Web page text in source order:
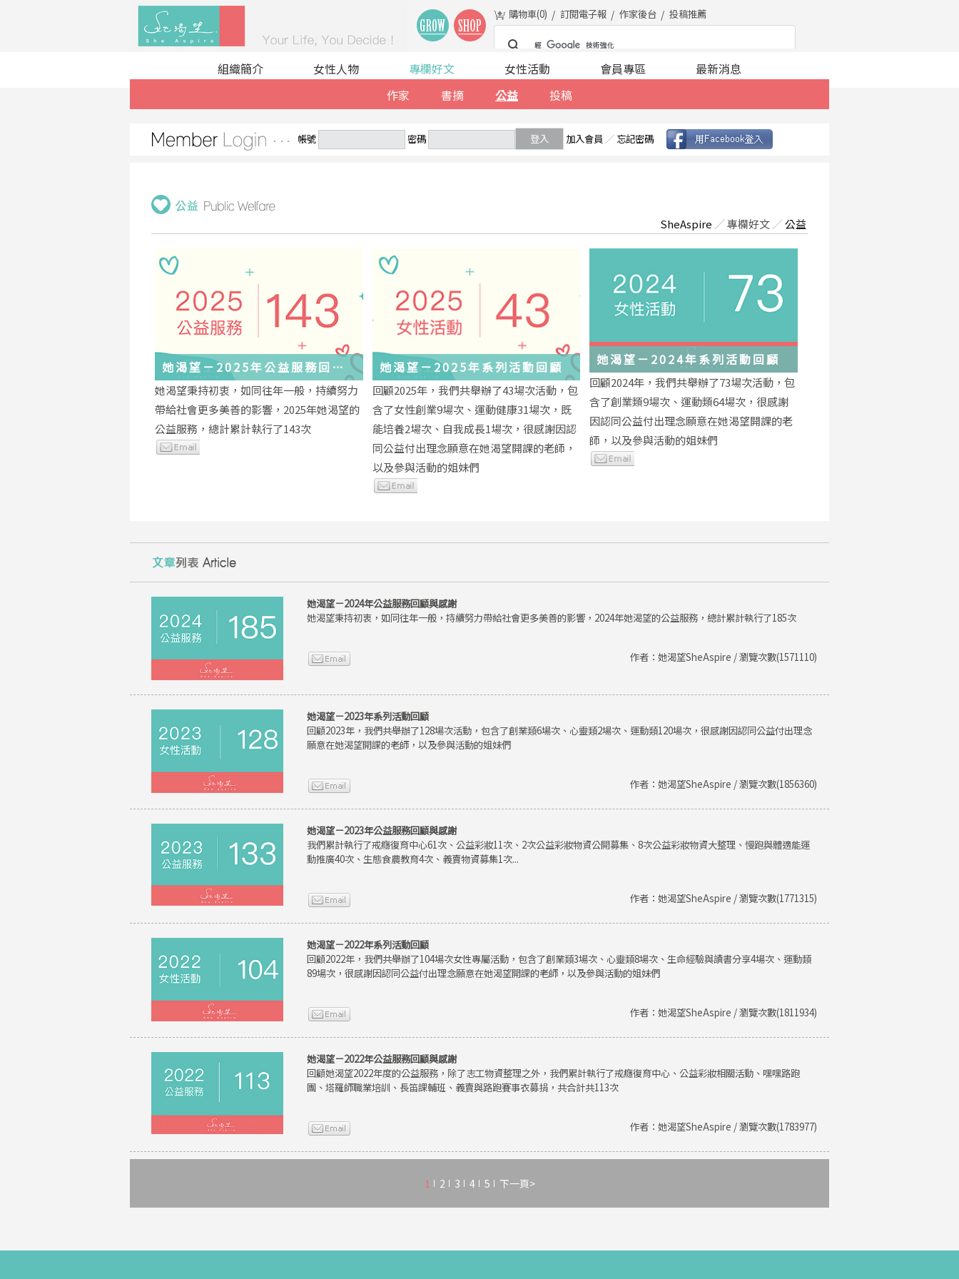
購物車(0) 訂閱電子報 作家後台 投稿推薦
組織簡介 女性人物
專欄好文
作家
書摘 公益 投稿
女性活動 會員專區 最新消息
帳號 密碼 登入 加入會員 ／ 忘記密碼
SheAspire ／專欄好文 ／公益
她渴望－2025年公益服務回顧
與感謝
她渴望秉持初衷，如同往年一般，持續努力
帶給社會更多美善的影響，2025年她渴望的
公益服務，總計累計執行了143次
她渴望－2025年系列活動回顧
回顧2025年，我們共舉辦了43場次活動，包
含了女性創業9場次、運動健康31場次，既
能培養2場次、自我成長1場次，很感謝因認
同公益付出理念願意在她渴望開課的老師，
以及參與活動的姐妹們
她渴望－2024年系列活動回顧
回顧2024年，我們共舉辦了73場次活動，包
含了創業類9場次、運動類64場次，很感謝
因認同公益付出理念願意在她渴望開課的老
師，以及參與活動的姐妹們
她渴望－2024年公益服務回顧與感謝
她渴望秉持初衷，如同往年一般，持續努力帶給社會更多美善的影響，2024年她渴望的公益服務，總計累計執行了185次
作者：她渴望SheAspire / 瀏覽次數(1571110)
她渴望－2023年系列活動回顧
回顧2023年，我們共舉辦了128場次活動，包含了創業類6場次、心靈類2場次、運動類120場次，很感謝因認同公益付出理念
願意在她渴望開課的老師，以及參與活動的姐妹們
作者：她渴望SheAspire / 瀏覽次數(1856360)
她渴望－2023年公益服務回顧與感謝
我們累計執行了戒癮復育中心61次、公益彩妝11次、2次公益彩妝物資公開募集、8次公益彩妝物資大整理、慢跑與體適能運
動推廣40次、生態食農教育4次、義賣物資募集1次...
作者：她渴望SheAspire / 瀏覽次數(1771315)
她渴望－2022年系列活動回顧
回顧2022年，我們共舉辦了104場次女性專屬活動，包含了創業類3場次、心靈類8場次、生命經驗與讀書分享4場次、運動類
89場次，很感謝因認同公益付出理念願意在她渴望開課的老師，以及參與活動的姐妹們
作者：她渴望SheAspire / 瀏覽次數(1811934)
她渴望－2022年公益服務回顧與感謝
回顧她渴望2022年度的公益服務，除了志工物資整理之外，我們累計執行了戒癮復育中心、公益彩妝相關活動、嘿嘿路跑
團、塔羅師職業培訓、長笛課輔班、義賣與路跑賽事衣募捐，共合計共113次
作者：她渴望SheAspire / 瀏覽次數(1783977)
1 2 3 4 5 下一頁>